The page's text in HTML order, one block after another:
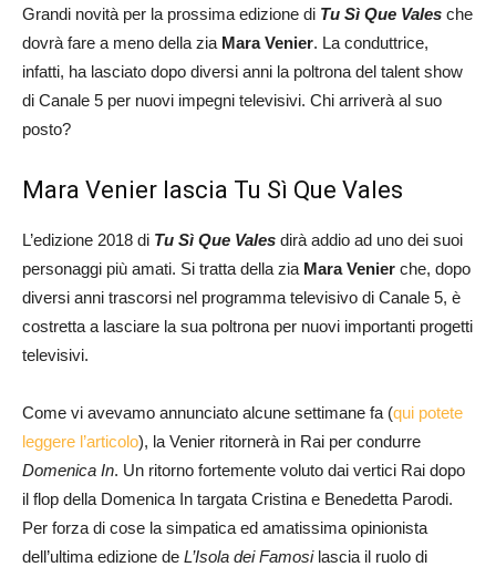
Grandi novità per la prossima edizione di Tu Sì Que Vales che
dovrà fare a meno della zia Mara Venier. La conduttrice,
infatti, ha lasciato dopo diversi anni la poltrona del talent show
di Canale 5 per nuovi impegni televisivi. Chi arriverà al suo
posto?
Mara Venier lascia Tu Sì Que Vales
L’edizione 2018 di Tu Sì Que Vales dirà addio ad uno dei suoi
personaggi più amati. Si tratta della zia Mara Venier che, dopo
diversi anni trascorsi nel programma televisivo di Canale 5, è
costretta a lasciare la sua poltrona per nuovi importanti progetti
televisivi.
Come vi avevamo annunciato alcune settimane fa (qui potete
leggere l’articolo), la Venier ritornerà in Rai per condurre
Domenica In. Un ritorno fortemente voluto dai vertici Rai dopo
il flop della Domenica In targata Cristina e Benedetta Parodi.
Per forza di cose la simpatica ed amatissima opinionista
dell’ultima edizione de L’Isola dei Famosilascia il ruolo di